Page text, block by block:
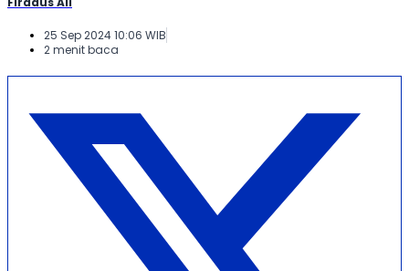
25 Sep 2024 10:06 WIB
2 menit baca